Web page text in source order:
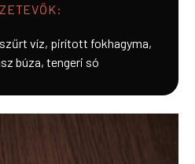
víz, pirított fokhagyma,
búza, tengeri só